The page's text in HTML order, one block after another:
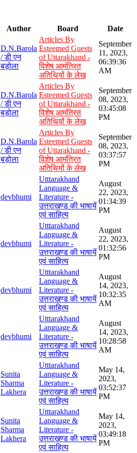
Author Board Date
D.N.Barola
/ डी एन
बड़ोला
Articles By
Esteemed Guests
of Uttarakhand -
विशेष आमंत्रित
अतिथियों के लेख
September
11, 2023,
06:39:36
AM
D.N.Barola
/ डी एन
बड़ोला
Articles By
Esteemed Guests
of Uttarakhand -
विशेष आमंत्रित
अतिथियों के लेख
September
08, 2023,
03:45:08
PM
D.N.Barola
/ डी एन
बड़ोला
Articles By
Esteemed Guests
of Uttarakhand -
विशेष आमंत्रित
अतिथियों के लेख
September
08, 2023,
03:37:57
PM
devbhumi
Utttarakhand
Language &
Literature -
उत्तराखण्ड की भाषायें
एवं साहित्य
August
22, 2023,
01:34:39
PM
devbhumi
Utttarakhand
Language &
Literature -
उत्तराखण्ड की भाषायें
एवं साहित्य
August
22, 2023,
01:32:56
PM
devbhumi
Utttarakhand
Language &
Literature -
उत्तराखण्ड की भाषायें
एवं साहित्य
August
14, 2023,
10:32:35
AM
devbhumi
Utttarakhand
Language &
Literature -
उत्तराखण्ड की भाषायें
एवं साहित्य
August
14, 2023,
10:28:58
AM
Sunita
Sharma
Lakhera
Utttarakhand
Language &
Literature -
उत्तराखण्ड की भाषायें
एवं साहित्य
May 14,
2023,
03:52:37
PM
Sunita
Sharma
Lakhera
Utttarakhand
Language &
Literature -
उत्तराखण्ड की भाषायें
एवं साहित्य
May 14,
2023,
03:49:18
PM